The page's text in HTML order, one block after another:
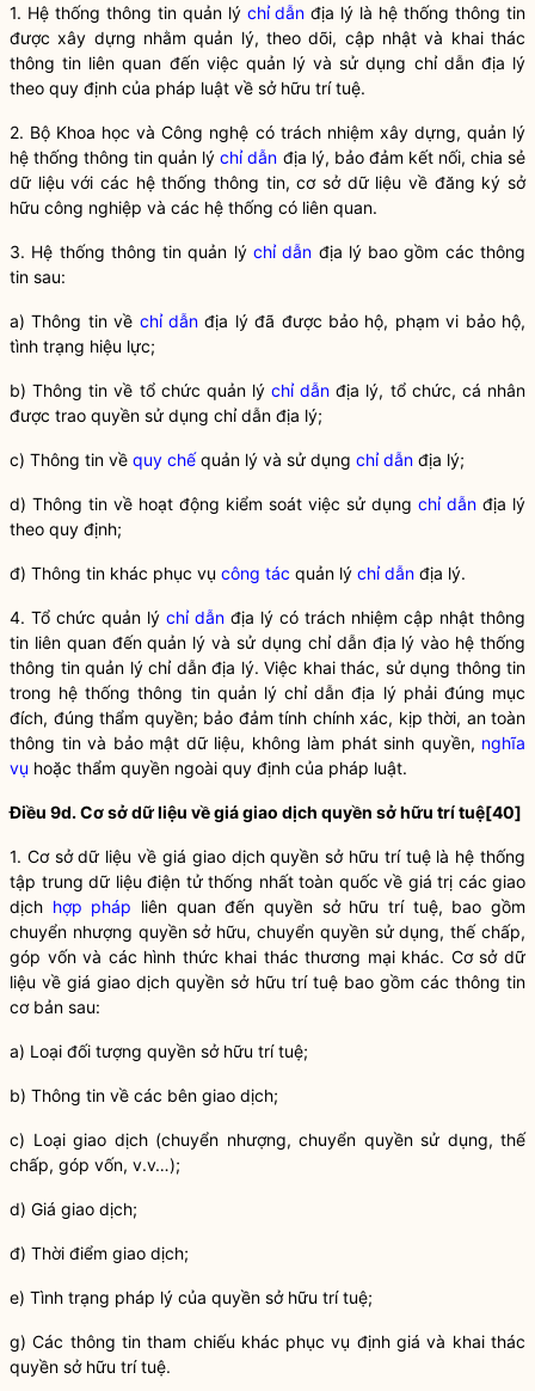
1. Hệ thống thông tin quản lý chỉ dẫn địa lý là hệ thống thông tin
được xây dựng nhằm quản lý, theo dõi, cập nhật và khai thác
thông tin liên quan đến việc quản lý và sử dụng chỉ dẫnđịa lý
theo quy định của pháp luật về sở hữu trí tuệ.
2. Bộ Khoa học và Công nghệ có trách nhiệm xây dựng, quản lý
hệ thống thông tin quản lýchỉ dẫn địa lý, bảo đảm kết nối, chia sẻ
dữ liệu với các hệ thống thông tin, cơ sở dữ liệu về đăng ký sở
hữu công nghiệp và các hệ thống có liên quan.
3. Hệ thống thông tin quản lý chỉ dẫn địa lý bao gồm các thông
tin sau:
a) Thông tin về chỉ dẫn địa lý đã được bảo hộ, phạm vi bảo hộ,
tình trạng hiệu lực;
b) Thông tin về tổ chức quản lýchỉ dẫn địa lý, tổ chức, cá nhân
được trao quyền sử dụng chỉ dẫn địa lý;
c) Thông tin về quy chếquản lý và sử dụng chỉ dẫn địa lý;
d) Thông tin về hoạt động kiểm soát việc sử dụng chỉ dẫn địa lý
theo quy định;
đ) Thông tin khác phục vụ công tác quản lý chỉ dẫn địa lý.
4. Tổ chức quản lý chỉ dẫn địa lý có trách nhiệm cập nhật thông
tin liên quan đến quản lý và sử dụng chỉ dẫnđịa lý vào hệ thống
thông tin quản lý chỉ dẫnđịa lý. Việc khai thác, sử dụng thông tin
trong hệ thống thông tin quản lýchỉ dẫn địa lý phải đúng mục
đích, đúng thẩm quyền; bảo đảm tính chính xác, kịp thời, an toàn
thông tin và bảo mật dữ liệu, không làm phát sinh quyền, nghĩa
vụ hoặc thẩm quyền ngoài quy định của pháp luật.
Điều 9d. Cơ sở dữ liệu về giá giao dịch quyền sở hữu trí tuệ[40]
1. Cơ sở dữ liệu về giá giao dịchquyền sở hữu trí tuệ là hệ thống
tập trung dữ liệu điện tử thống nhất toàn quốc về giá trị các giao
dịch hợp pháp liên quan đếnquyền sở hữu trí tuệ, bao gồm
chuyển nhượng quyềnsở hữu, chuyển quyềnsử dụng, thế chấp,
góp vốn và các hình thức khai thác thương mại khác. Cơ sở dữ
liệu về giá giao dịchquyền sở hữu trí tuệ bao gồm các thông tin
cơ bản sau:
a) Loại đối tượng quyền sở hữu trí tuệ;
b) Thông tin về các bên giao dịch;
c) Loại giao dịch (chuyển nhượng, chuyển quyềnsử dụng, thế
chấp, góp vốn, v.v…);
d) Giá giao dịch;
đ) Thời điểm giao dịch;
e) Tình trạng pháp lý của quyền sở hữu trí tuệ;
g) Các thông tin tham chiếu khác phục vụ định giá và khai thác
quyền sở hữu trí tuệ.